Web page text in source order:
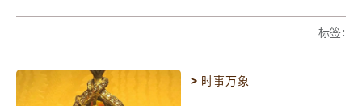
标签:
> 时事万象